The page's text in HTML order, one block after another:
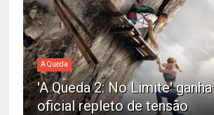
A Queda
'A Queda 2: No Limite'
oficial repleto de tensão